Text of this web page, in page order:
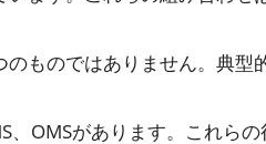
ものではありません。典型
、OMSがあります。これらの